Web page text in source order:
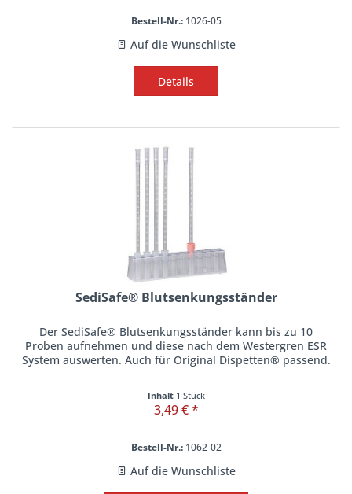
Bestell-Nr.:1026-05
Auf die Wunschliste
Details
SediSafe® Blutsenkungsständer
Der SediSafe® Blutsenkungsständer kann bis zu 10
Proben aufnehmen und diese nach dem Westergren ESR
System auswerten. Auch für Original Dispetten® passend.
Inhalt 1 Stück
3,49 € *
Bestell-Nr.:1062-02
Auf die Wunschliste